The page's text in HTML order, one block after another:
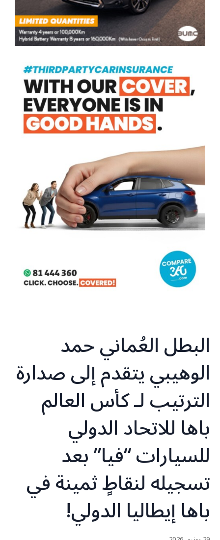
البطل العُماني حمد
الوهيبي يتقدم إلى صدارة
الترتيب لـ كأس العالم
باها للاتحاد الدولي
للسيارات “فيا” بعد
تسجيله لنقاطٍ ثمينة في
باها إيطاليا الدولي!